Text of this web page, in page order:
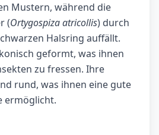
Mustern, während die
(Ortygospiza atricollis) durch
Halsring auffällt.
geformt, was ihnen
zu fressen. Ihre
rund, was ihnen eine gute
ermöglicht.